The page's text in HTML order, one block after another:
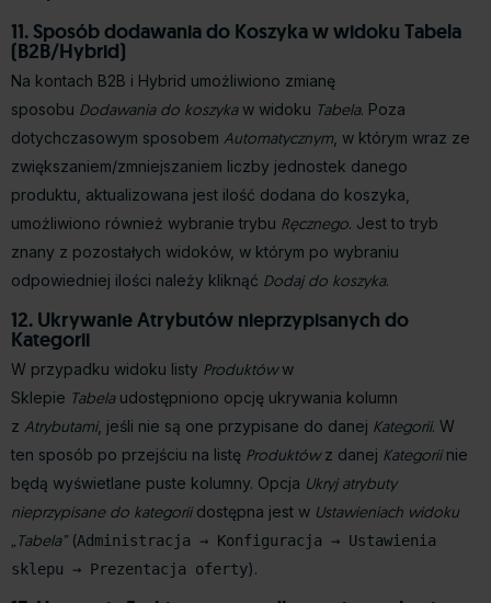
11. Sposób dodawania do Koszyka w widoku Tabela
(B2B/Hybrid)
Na kontach B2B i Hybrid umożliwiono zmianę
sposobu Dodawania do koszykaw widoku Tabela. Poza
dotychczasowym sposobem Automatycznym, w którym wraz ze
zwiększaniem/zmniejszaniem liczby jednostek danego
produktu, aktualizowana jest ilość dodana do koszyka,
umożliwiono również wybranie trybu Ręcznego. Jest to tryb
znany z pozostałych widoków, w którym po wybraniu
odpowiedniej ilości należy kliknąć Dodaj do koszyka.
12. Ukrywanie Atrybutów nieprzypisanych do
Kategorii
W przypadku widoku listy Produktóww
Sklepie Tabelaudostępniono opcję ukrywania kolumn
z Atrybutami, jeśli nie są one przypisane do danej Kategorii. W
ten sposób po przejściu na listę Produktówz danej Kategoriinie
będą wyświetlane puste kolumny. Opcja Ukryj atrybuty
nieprzypisane do kategoriidostępna jest w Ustawieniach widoku
„Tabela”(Administracja → Konfiguracja → Ustawienia
sklepu → Prezentacja oferty).